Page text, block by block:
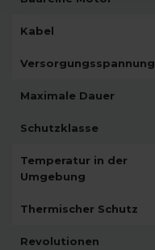
Kabel
Versorgungsspannung
Maximale Dauer
Schutzklasse
Temperatur in der
Umgebung
Thermischer Schutz
Revolutionen